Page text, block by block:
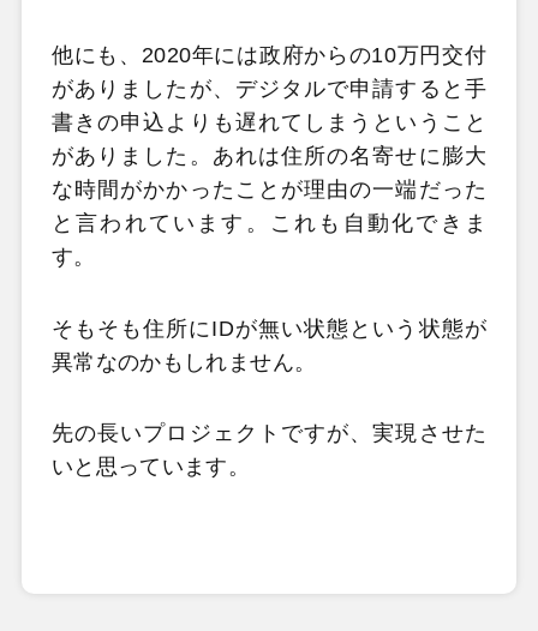
他にも、2020年には政府からの10万円交付
がありましたが、デジタルで申請すると手
書きの申込よりも遅れてしまうということ
がありました。あれは住所の名寄せに膨大
な時間がかかったことが理由の一端だった
と言われています。これも自動化できま
す。
そもそも住所にIDが無い状態という状態が
異常なのかもしれません。
先の長いプロジェクトですが、実現させた
いと思っています。